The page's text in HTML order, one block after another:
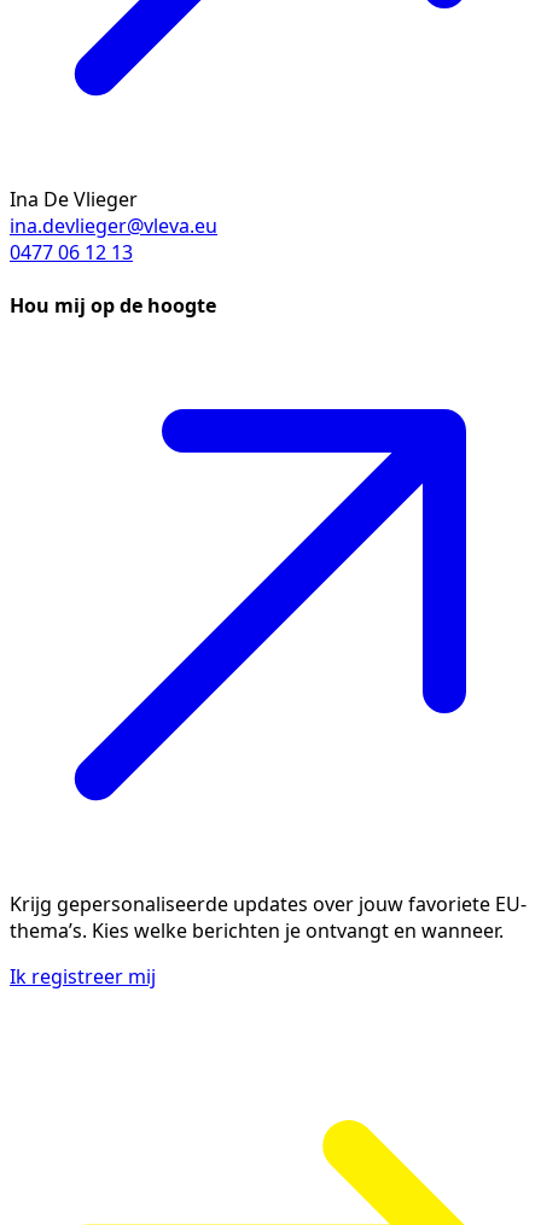
Ina De Vlieger
ina.devlieger@vleva.eu
0477 06 12 13
Hou mij op de hoogte
Krijg gepersonaliseerde updates over jouw favoriete EU-
thema’s. Kies welke berichten je ontvangt en wanneer.
Ik registreer mij